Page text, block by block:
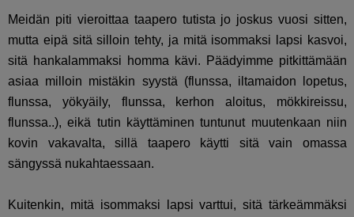
Meidän piti vieroittaa taapero tutista jo joskus vuosi sitten,
mutta eipä sitä silloin tehty, ja mitä isommaksi lapsi kasvoi,
sitä hankalammaksi homma kävi. Päädyimme pitkittämään
asiaa milloin mistäkin syystä (flunssa, iltamaidon lopetus,
flunssa, yökyäily, flunssa, kerhon aloitus, mökkireissu,
flunssa..), eikä tutin käyttäminen tuntunut muutenkaan niin
kovin vakavalta, sillä taapero käytti sitä vain omassa
sängyssä nukahtaessaan.
Kuitenkin, mitä isommaksi lapsi varttui, sitä tärkeämmäksi